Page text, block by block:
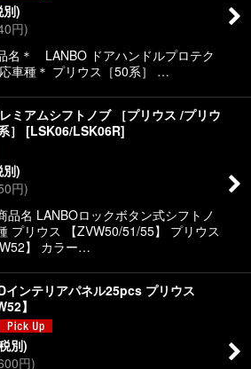
別)
円)
＊ LANBO ドアハンドルプロテク
車種＊ プリウス［50系］ …
ミアムシフトノブ ［プリウス /プリウ
］
[LSK06/LSK06R]
別)
円)
品名 LANBOロックボタン式シフトノ
プリウス 【ZVW50/51/55】 プリウス
】 カラー…
インテリアパネル25pcs プリウス
】
別)
円)